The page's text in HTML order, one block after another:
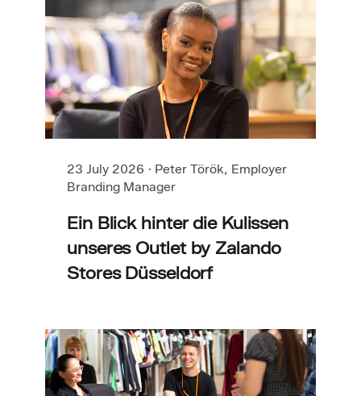
23 July 2026 · Peter Török, Employer
Branding Manager
Ein Blick hinter die Kulissen
unseres Outlet by Zalando
Stores Düsseldorf